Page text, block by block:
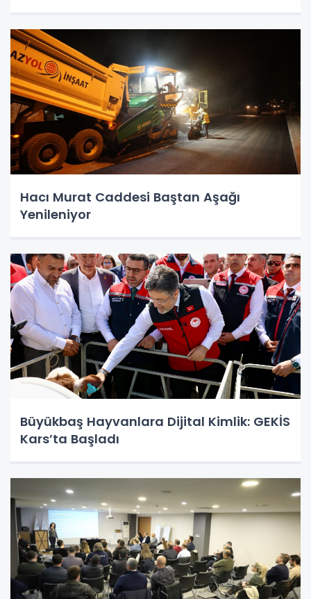
Hacı Murat Caddesi Baştan Aşağı
Yenileniyor
Büyükbaş Hayvanlara Dijital Kimlik: GEKİS
Kars’ta Başladı